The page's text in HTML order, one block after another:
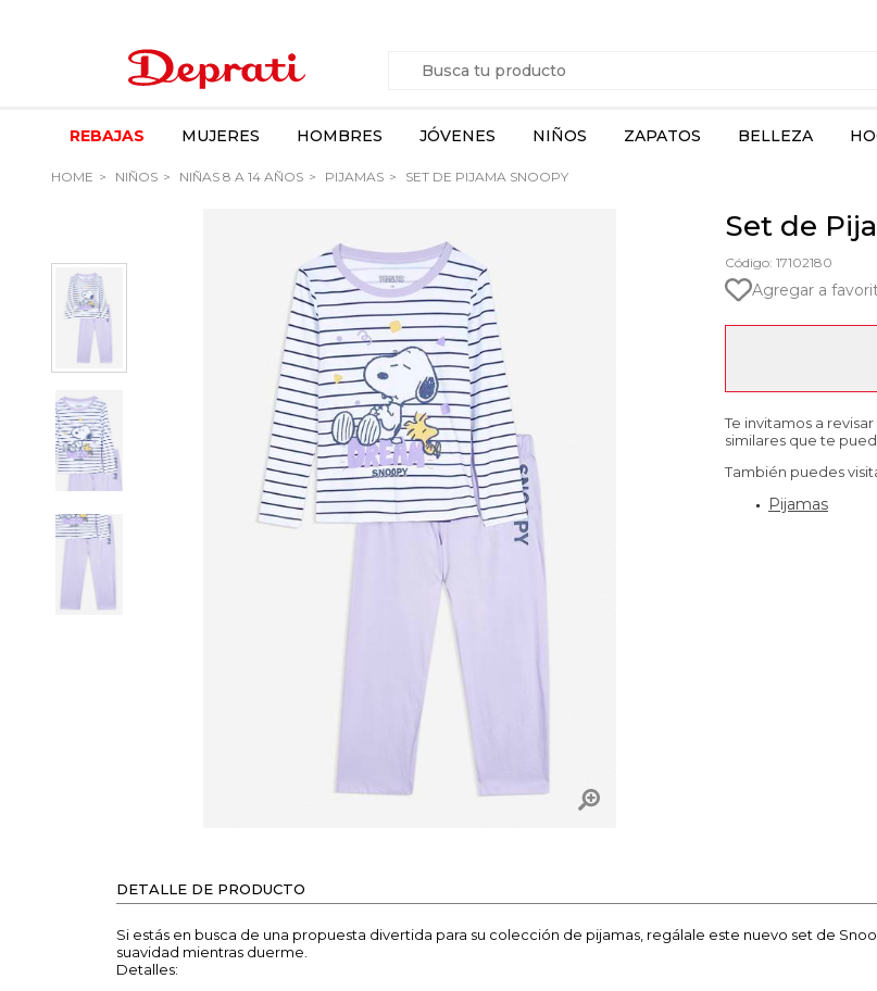
REBAJAS MUJERES HOMBRES JÓVENES NIÑOS ZAPATOS BELLEZA
HOME NIÑOS NIÑAS 8 A 14 AÑOS PIJAMAS SET DE PIJAMA SNOOPY
Set de
Código: 17102180
Agregar a
Te invitamos a
similares que te
También puedes
Pijamas
DETALLE DE PRODUCTO
Si estás en busca de una propuesta divertida para su colección de pijamas, regálale este nuevo set de
suavidad mientras duerme.
Detalles: